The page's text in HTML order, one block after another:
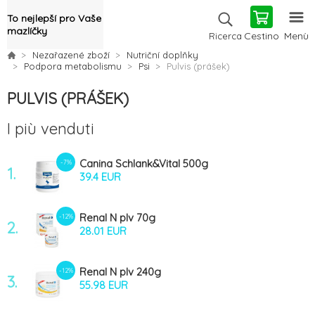
To nejlepší pro Vaše
mazlíčky
Ricerca Cestino Menù
Nezařazené zboží
Nutriční doplňky
Podpora metabolismu
Psi Pulvis (prášek)
PULVIS (PRÁŠEK)
I più venduti
1.
-7%
Canina Schlank&Vital 500g
39.4 EUR
2.
-12%
Renal N plv 70g
28.01 EUR
3.
-12%
Renal N plv 240g
55.98 EUR